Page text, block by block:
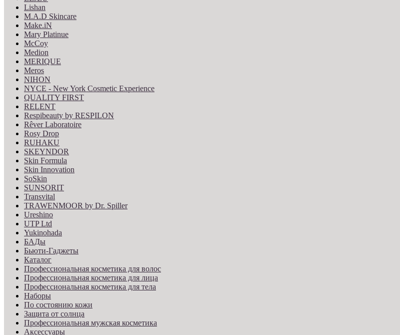
Lishan
M.A.D Skincare
Make.iN
Mary Platinue
McCoy
Medion
MERIQUE
Meros
NIHON
NYCE - New York Cosmetic Experience
QUALITY FIRST
RELENT
Respibeauty by RESPILON
Rêver Laboratoire
Rosy Drop
RUHAKU
SKEYNDOR
Skin Formula
Skin Innovation
SoSkin
SUNSORIT
Transvital
TRAWENMOOR by Dr. Spiller
Ureshino
UTP Ltd
Yukinohada
БАДы
Бьюти-Гаджеты
Каталог
Профессиональная косметика для волос
Профессиональная косметика для лица
Профессиональная косметика для тела
Наборы
По состоянию кожи
Защита от солнца
Профессиональная мужская косметика
Аксессуары